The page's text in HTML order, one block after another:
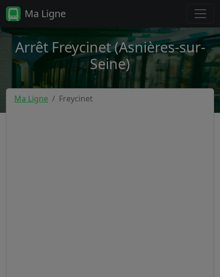
Ma Ligne
Arrêt Freycinet (Asnières-sur-
Seine)
Ma Ligne Freycinet